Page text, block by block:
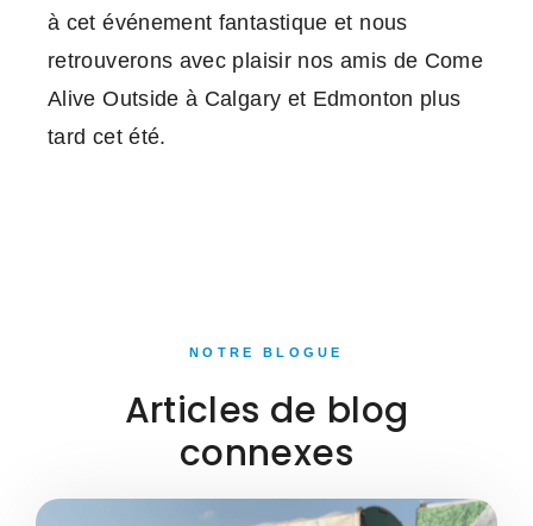
à cet événement fantastique et nous
retrouverons avec plaisir nos amis de Come
Alive Outside à Calgary et Edmonton plus
tard cet été.
NOTRE BLOGUE
Articles de blog
connexes